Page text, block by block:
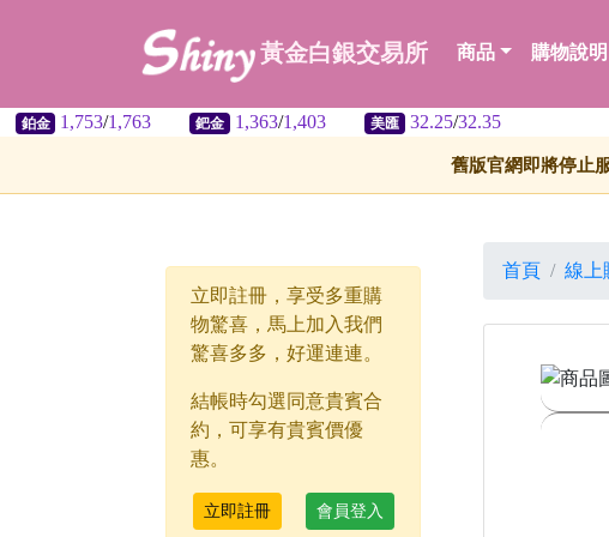
黃金白銀交易所 商品 購物說明
/1,763 鈀金 1,363/1,403 美匯 32.25/32.35
舊版官網即將停止
立即註冊，享受多重購
物驚喜，馬上加入我們
驚喜多多，好運連連。
結帳時勾選同意貴賓合
約，可享有貴賓價優
惠。
立即註冊 會員登入
首頁 線上